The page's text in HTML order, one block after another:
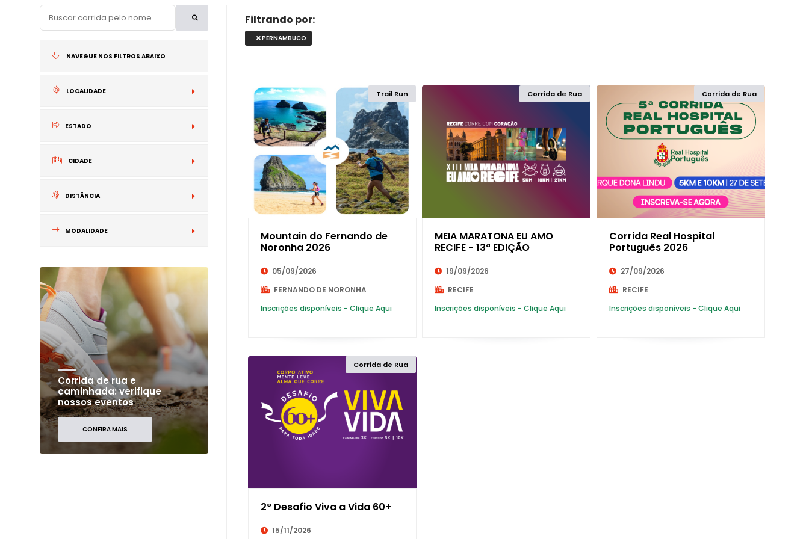
NAVEGUE NOS FILTROS ABAIXO
LOCALIDADE
ESTADO
CIDADE
DISTÂNCIA
MODALIDADE
NACIONAL
INTERNACIONAL
ACRE
ALAGOAS
AMAPÁ
AMAZONAS
DISTRITO FEDERAL
GOIÁS
MARANHÃO
ABREU E LIMA
AFOGADOS DA INGAZEIRA
AGRESTINA
ARARIPINA
100K
10K
120K
140K
Corrida de rua e
caminhada: verifique
nossos eventos
CONFIRA MAIS
Filtrando por:
PERNAMBUCO
Trail Run
Mountain do Fernando de
Noronha 2026
05/09/2026
FERNANDO DE NORONHA
Inscrições disponíveis - Clique Aqui
Corrida de Rua
MEIA MARATONA EU AMO
RECIFE - 13ª EDIÇÃO
19/09/2026
RECIFE
Inscrições disponíveis - Clique Aqui
Corrida de Rua
Corrida Real Hospital
Português 2026
27/09/2026
RECIFE
Inscrições disponíveis - Clique Aqui
Corrida de Rua
2° Desafio Viva a Vida 60+
15/11/2026